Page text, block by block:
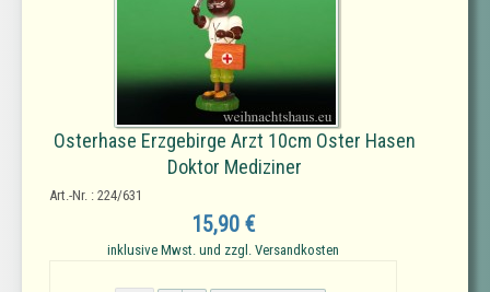
Osterhase Erzgebirge Arzt 10cm Oster Hasen
Doktor Mediziner
Art.-Nr. : 224/631
15,90 €
inklusive Mwst. und zzgl. Versandkosten